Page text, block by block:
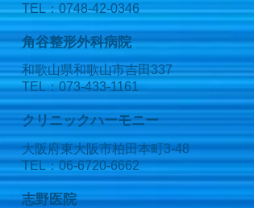
TEL：0748-42-0346
角谷整形外科病院
和歌山県和歌山市吉田337
TEL：073-433-1161
クリニックハーモニー
大阪府東大阪市柏田本町3-48
TEL：06-6720-6662
志野医院